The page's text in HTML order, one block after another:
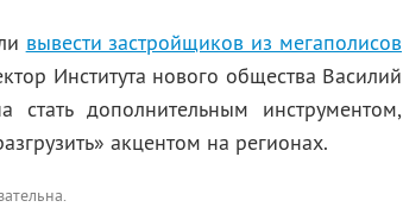
вывести застройщиков из мегаполисов
Института нового общества Василий
дополнительным инструментом,
акцентом на регионах.